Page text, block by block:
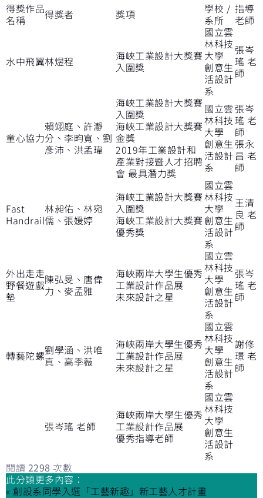
得獎作品
名稱
得獎者 獎項 學校 /
系所
指導
老師
水中飛翼林煜程
海峽工業設計大獎賽
入圍獎
國立雲
林科技
大學
創意生
活設計
系
張岑
瑤 老
師
童心協力
賴翊庭、許瀞
分、李畇寬、劉
彥沛、洪孟瑋
海峽工業設計大獎賽
入圍獎
海峽工業設計大獎賽
金獎
2019年工業設計和
產業對接暨人才招聘
會 最具潛力獎
國立雲
林科技
大學
創意生
活設計
系
張岑
瑤 老
師
張永
昌 老
師
Fast
Handrail
林昶佑、林宛
儒、張媛婷
海峽工業設計大獎賽
入圍獎
海峽工業設計大獎賽
優秀獎
國立雲
林科技
大學
創意生
活設計
系
王清
良 老
師
外出走走
野餐遊戲
墊
陳弘旻、唐偉
力、麥孟雅
海峽兩岸大學生優秀
工業設計作品展
未來設計之星
國立雲
林科技
大學
創意生
活設計
系
張岑
瑤 老
師
轉藝陀螺劉學涵、洪唯
真、高季薇
海峽兩岸大學生優秀
工業設計作品展
未來設計之星
國立雲
林科技
大學
創意生
活設計
系
謝修
璟 老
師
張岑瑤 老師
海峽兩岸大學生優秀
工業設計作品展
優秀指導老師
國立雲
林科技
大學
創意生
活設計
系
閱讀 2298 次數
此分類更多內容：
« 創設系同學入選「工藝新趣」新工藝人才計畫